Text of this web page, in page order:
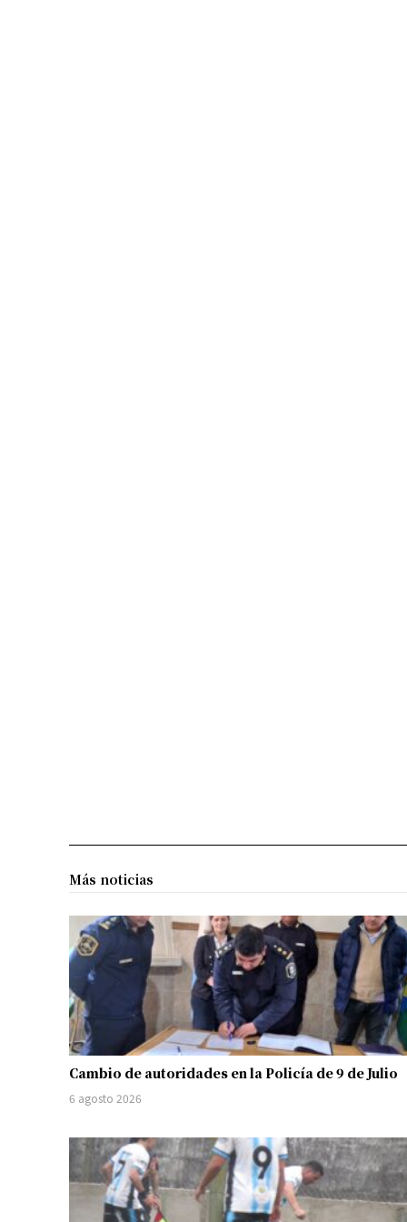
Más noticias
Cambio de autoridades en la Policía de 9 de Julio
6 agosto 2026